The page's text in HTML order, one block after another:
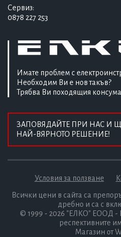
Имате проблем с
Необходим Ви е нов такъв?
Трябва Ви походящия
ЗАПОВЯДАЙТЕ ПРИ НАС И
НАЙ-ВЯРНОТО РЕШЕНИЕ!
Сервиз:
0878 227 253
Условия за ползване
Всички цени в сайта са
дребно и са с
© 1999 - 2026 "ЕЛКО" ЕООД -
респективните
Магазин от